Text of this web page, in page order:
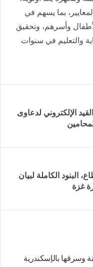
بما يسهم في
وأسرهم، وتحقيق
والتعليم في سنوات
الإلكتروني لدعاوى
البنود الكاملة لبيان
غزة
بالإسكندرية